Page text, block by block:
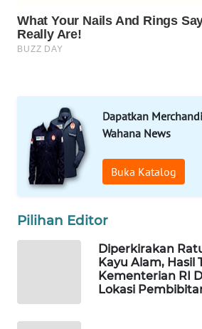
Dapatkan
Wahana News
Buka Katalog
Pilihan Editor
Diperkirakan
Kayu Alam, Hasil
Kementerian RI
Lokasi
WAHANA
OTOMOTIF
WAHANA
DESA
WISATA
LAPAK
WAHANA